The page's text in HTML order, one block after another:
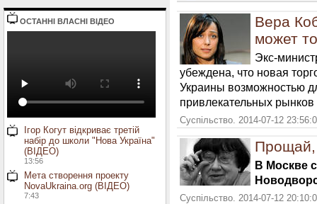
ОСТАННI ВЛАСНI ВIДЕО
Ігор Когут відкриває третій
набір до школи "Нова Україна"
(ВІДЕО)
13:56
Мета створення проекту
NovaUkraina.org (ВІДЕО)
7:43
Вера
может
Экс-
убеждена, что новая
Украины возможностью
привлекательных
Суспільство. 2014-07-12
Прощай,
В Москве
Суспільство. 2014-07-12